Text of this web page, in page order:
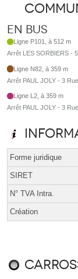
En bus
Ligne P101, à 512 m
Arrêt LES SORBIERS -
Ligne N82, à 359 m
Arrêt PAUL JOLY - 3
Ligne L2, à 359 m
Arrêt PAUL JOLY - 3
Forme juridique
SIRET
N° TVA Intra.
Création